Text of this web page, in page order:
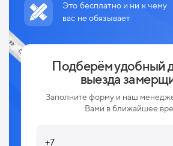
Это бесплатно и ни к чему
вас не обязывает
Подберём удобный
выезда
Заполните форму и наш
Вами в ближайшее